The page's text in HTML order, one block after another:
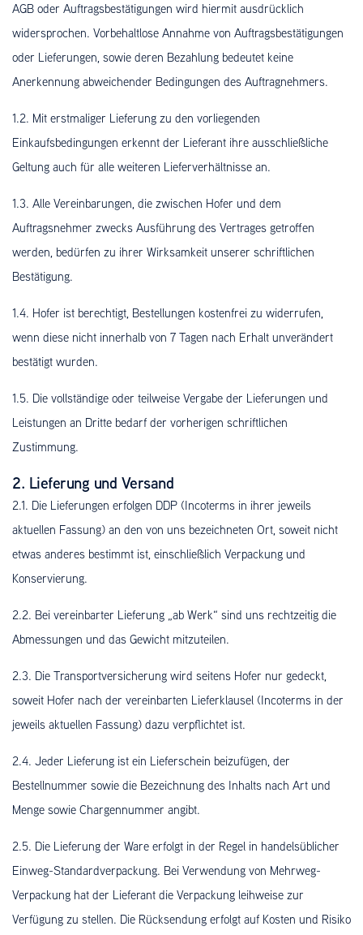
AGB oder Auftragsbestätigungen wird hiermit ausdrücklich
widersprochen. Vorbehaltlose Annahme von Auftragsbestätigungen
oder Lieferungen, sowie deren Bezahlung bedeutet keine
Anerkennung abweichender Bedingungen des Auftragnehmers.
1.2. Mit erstmaliger Lieferung zu den vorliegenden
Einkaufsbedingungen erkennt der Lieferant ihre ausschließliche
Geltung auch für alle weiteren Lieferverhältnisse an.
1.3. Alle Vereinbarungen, die zwischen Hofer und dem
Auftragsnehmer zwecks Ausführung des Vertrages getroffen
werden, bedürfen zu ihrer Wirksamkeit unserer schriftlichen
Bestätigung.
1.4. Hofer ist berechtigt, Bestellungen kostenfrei zu widerrufen,
wenn diese nicht innerhalb von 7 Tagen nach Erhalt unverändert
bestätigt wurden.
1.5. Die vollständige oder teilweise Vergabe der Lieferungen und
Leistungen an Dritte bedarf der vorherigen schriftlichen
Zustimmung.
2. Lieferung und Versand
2.1. Die Lieferungen erfolgen DDP (Incoterms in ihrer jeweils
aktuellen Fassung) an den von uns bezeichneten Ort, soweit nicht
etwas anderes bestimmt ist, einschließlich Verpackung und
Konservierung.
2.2. Bei vereinbarter Lieferung „ab Werk“ sind uns rechtzeitig die
Abmessungen und das Gewicht mitzuteilen.
2.3. Die Transportversicherung wird seitens Hofer nur gedeckt,
soweit Hofer nach der vereinbarten Lieferklausel (Incoterms in der
jeweils aktuellen Fassung) dazu verpflichtet ist.
2.4. Jeder Lieferung ist ein Lieferschein beizufügen, der
Bestellnummer sowie die Bezeichnung des Inhalts nach Art und
Menge sowie Chargennummer angibt.
2.5. Die Lieferung der Ware erfolgt in der Regel in handelsüblicher
Einweg-Standardverpackung. Bei Verwendung von Mehrweg-
Verpackung hat der Lieferant die Verpackung leihweise zur
Verfügung zu stellen. Die Rücksendung erfolgt auf Kosten und Risiko